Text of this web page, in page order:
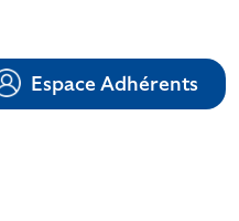
Espace Adhérents